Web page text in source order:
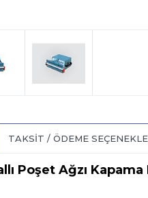
TAKSIT / ÖDEME
Poşet Ağzı